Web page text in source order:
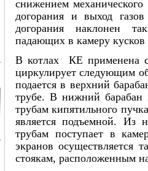
снижением
догорания и выход
догорания наклонен
падающих в камеру кусков
В котлах КЕ применена
циркулирует следую­щим
подается в верхний
трубе. В нижний барабан
трубам кипятильного
является подъемной. Из
трубам поступает в
экранов осуществляется
стоякам, располо­женным